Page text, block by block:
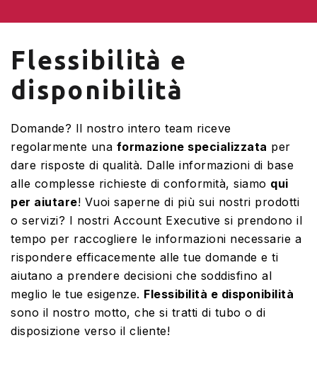
Flessibilità e
disponibilità
Domande? Il nostro intero team riceve
regolarmente una formazione specializzata per
dare risposte di qualità. Dalle informazioni di base
alle complesse richieste di conformità, siamo qui
per aiutare! Vuoi saperne di più sui nostri prodotti
o servizi? I nostri Account Executive si prendono il
tempo per raccogliere le informazioni necessarie a
rispondere efficacemente alle tue domande e ti
aiutano a prendere decisioni che soddisfino al
meglio le tue esigenze. Flessibilità e disponibilità
sono il nostro motto, che si tratti di tubo o di
disposizione verso il cliente!